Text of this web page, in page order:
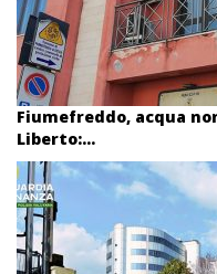
Fiumefreddo, acqua
Liberto:...